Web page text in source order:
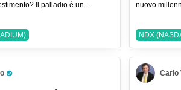
Il palladio è un...
nuovo
NDX
Carlo
Pro